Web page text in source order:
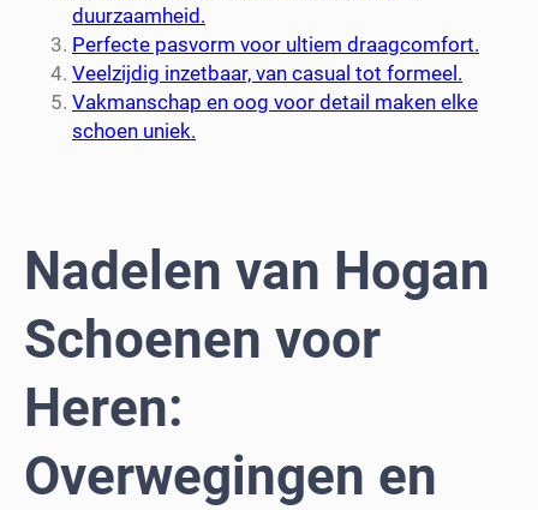
duurzaamheid.
Perfecte pasvorm voor ultiem draagcomfort.
Veelzijdig inzetbaar, van casual tot formeel.
Vakmanschap en oog voor detail maken elke
schoen uniek.
Nadelen van Hogan
Schoenen voor
Heren:
Overwegingen en